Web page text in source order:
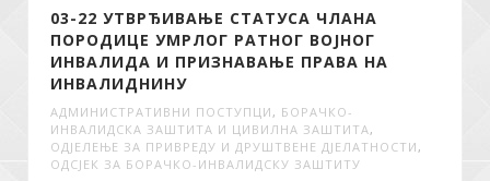
03-22 УТВРЂИВАЊЕ СТАТУСА ЧЛАНА
ПОРОДИЦЕ УМРЛОГ РАТНОГ ВОЈНОГ
ИНВАЛИДА И ПРИЗНАВАЊЕ ПРАВА НА
ИНВАЛИДНИНУ
АДМИНИСТРАТИВНИ ПОСТУПЦИ , БОРАЧКО-
ИНВАЛИДСКА ЗАШТИТА И ЦИВИЛНА ЗАШТИТА ,
ОДЈЕЛЕЊЕ ЗА ПРИВРЕДУ И ДРУШТВЕНЕ ДЈЕЛАТНОСТИ ,
ОДСЈЕК ЗА БОРАЧКО-ИНВАЛИДСКУ ЗАШТИТУ